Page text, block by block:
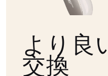
より良
交換